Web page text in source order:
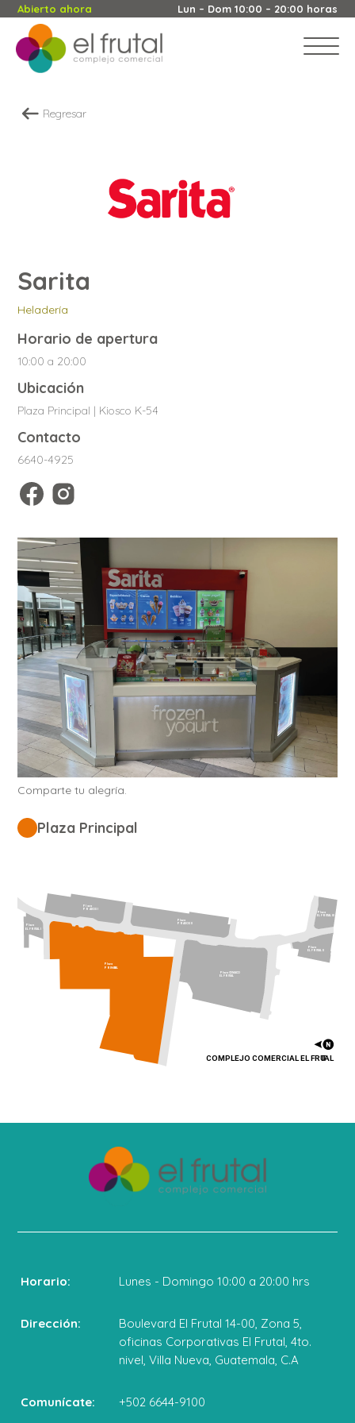
Abierto ahora Lun – Dom 10:00 – 20:00 horas
Regresar
Sarita
Heladería
Horario de apertura
10:00 a 20:00
Ubicación
Plaza Principal | Kiosco K-54
Contacto
6640-4925
Comparte tu alegría.
Plaza Principal
Horario: Lunes - Domingo 10:00 a 20:00 hrs
Dirección:
Boulevard El Frutal 14-00, Zona 5,
oficinas Corporativas El Frutal, 4to.
nivel, Villa Nueva, Guatemala, C.A
Comunícate: +502 6644-9100